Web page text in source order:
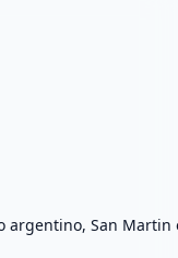
argentino, San Martin